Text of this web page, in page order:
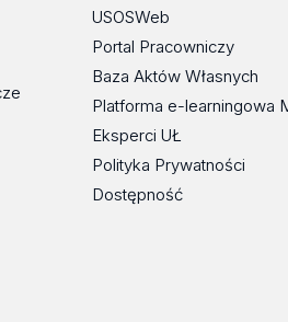
USOSWeb
Portal Pracowniczy
Baza Aktów Własnych
Platforma e-learningowa
Eksperci UŁ
Polityka Prywatności
Dostępność